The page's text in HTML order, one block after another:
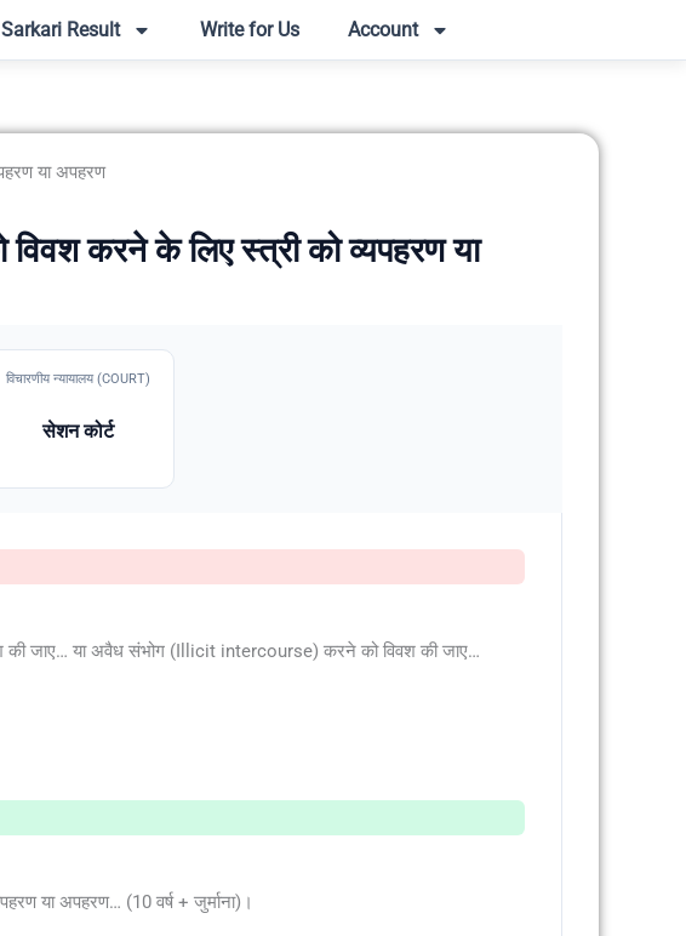
Sarkari Result Write for Us Account
या अपहरण
करने के लिए स्त्री को व्यपहरण या
विचारणीय न्यायालय (COURT)
सेशन कोर्ट
की जाए… या अवैध संभोग (Illicit intercourse) करने को विवश की जाए…
या अपहरण… (10 वर्ष + जुर्माना)।